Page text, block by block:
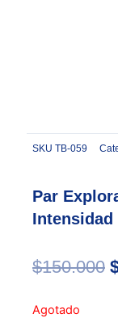
SKU TB-059
Par
$150.000
Agotado